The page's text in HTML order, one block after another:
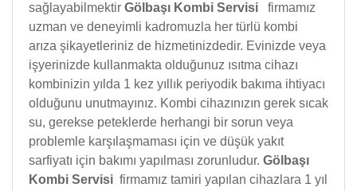
sağlayabilmektir Gölbaşı Kombi Servisi
firmamız
uzman ve deneyimli kadromuzla her türlü kombi
arıza şikayetleriniz de hizmetinizdedir. Evinizde veya
işyerinizde kullanmakta olduğunuz ısıtma cihazı
kombinizin yılda 1 kez yıllık periyodik bakıma ihtiyacı
olduğunu unutmayınız. Kombi cihazınızın gerek sıcak
su, gerekse peteklerde herhangi bir sorun veya
problemle karşılaşmaması için ve düşük yakıt
sarfiyatı için bakımı yapılması zorunludur. Gölbaşı
Kombi Servisi firmamız tamiri yapılan cihazlara 1 yıl